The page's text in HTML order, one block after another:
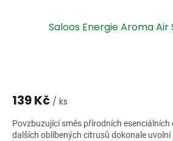
Saloos Energie Aroma Air
139 Kč / ks
Povzbuzující směs přírodních esenciálních
dalších oblíbených citrusů dokonale